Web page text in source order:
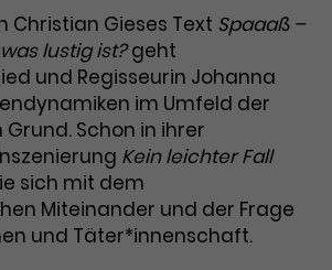
Datenübertragungen
/ DoubleClick
Jahr
Cookie dient der Anzeige
Werbung und
die Wirksamkeit von
über
Christian Gieses Text Spaaaß –
lustig ist?geht
und Regisseurin Johanna
im Umfeld der
Schon in ihrer
Kein leichter Fall
sich mit dem
Miteinander und der Frage
und Täter*innenschaft.